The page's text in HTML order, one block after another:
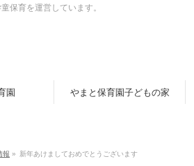
保育を運営しています。
園 やまと保育園子どもの家
報 » 新年あけましておめでとうございます